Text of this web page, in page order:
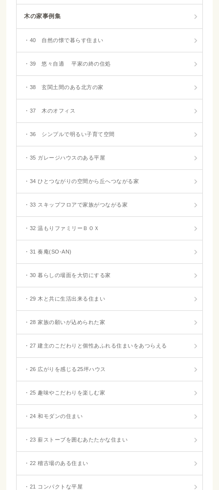
木の家事例集
・40 自然の懐で暮らす住まい
・39 悠々自適 平家の終の住処
・38 玄関土間のある北方の家
・37 木のオフィス
・36 シンプルで明るい子育て空間
・35 ガレージハウスのある平屋
・34 ひとつながりの空間から丘へつながる家
・33 スキップフロアで家族がつながる家
・32 温もりファミリーＢＯＸ
・31 奏庵(SO-AN)
・30 暮らしの場面を大切にする家
・29 木と共に生活出来る住まい
・28 家族の願いが込められた家
・27 建主のこだわりと個性あふれる住まいをあつらえる
・26 広がりを感じる25坪ハウス
・25 趣味やこだわりを楽しむ家
・24 和モダンの住まい
・23 薪ストーブを囲むあたたかな住まい
・22 稽古場のある住まい
・21 コンパクトな平屋